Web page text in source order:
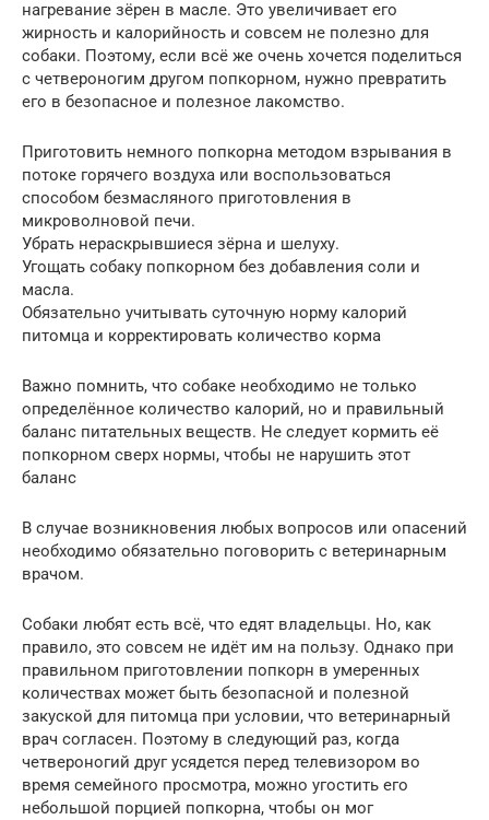
нагревание зёрен в масле. Это увеличивает его
жирность и калорийность и совсем не полезно для
собаки. Поэтому, если всё же очень хочется поделиться
с четвероногим другом попкорном, нужно превратить
его в безопасное и полезное лакомство.
Приготовить немного попкорна методом взрывания в
потоке горячего воздуха или воспользоваться
способом безмасляного приготовления в
микроволновой печи.
Убрать нераскрывшиеся зёрна и шелуху.
Угощать собаку попкорном без добавления соли и
масла.
Обязательно учитывать суточную норму калорий
питомца и корректировать количество корма
Важно помнить, что собаке необходимо не только
определённое количество калорий, но и правильный
баланс питательных веществ. Не следует кормить её
попкорном сверх нормы, чтобы не нарушить этот
баланс
В случае возникновения любых вопросов или опасений
необходимо обязательно поговорить с ветеринарным
врачом.
Собаки любят есть всё, что едят владельцы. Но, как
правило, это совсем не идёт им на пользу. Однако при
правильном приготовлении попкорн в умеренных
количествах может быть безопасной и полезной
закуской для питомца при условии, что ветеринарный
врач согласен. Поэтому в следующий раз, когда
четвероногий друг усядется перед телевизором во
время семейного просмотра, можно угостить его
небольшой порцией попкорна, чтобы он мог